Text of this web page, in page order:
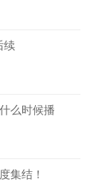
续
么时候播
集结！